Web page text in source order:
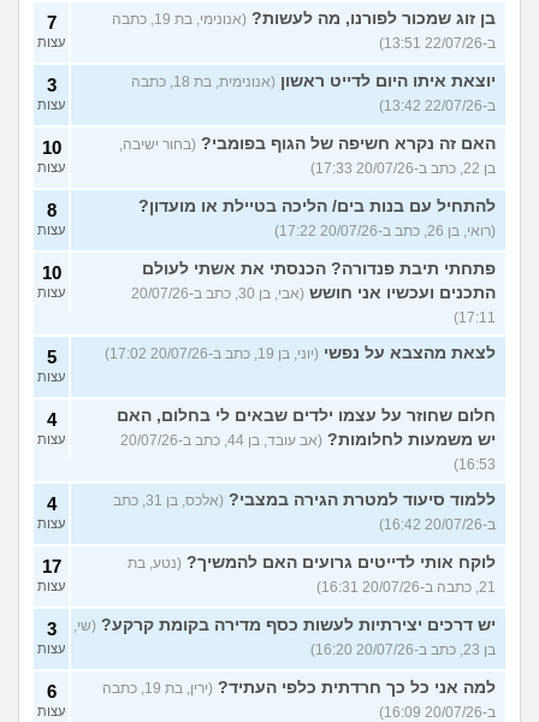
בן זוג שמכור לפורנו, מה לעשות?
(אנונימי, בת 19, כתבה
ב-22/07/26 13:51)
7
עצות
יוצאת איתו היום לדייט ראשון
(אנונימית, בת 18, כתבה
ב-22/07/26 13:42)
3
עצות
האם זה נקרא חשיפה של הגוף בפומבי? (בחור ישיבה,
בן 22, כתב ב-20/07/26 17:33)
10
עצות
להתחיל עם בנות בים/ הליכה בטיילת או מועדון?
(רואי, בן 26, כתב ב-20/07/26 17:22)
8
עצות
פתחתי תיבת פנדורה? הכנסתי את אשתי לעולם
התכנים ועכשיו אני חושש
(אבי, בן 30, כתב ב-20/07/26
17:11)
10
עצות
לצאת מהצבא על נפשי (יוני, בן 19, כתב ב-20/07/26 17:02) 5
עצות
חלום שחוזר על עצמו ילדים שבאים לי בחלום, האם
יש משמעות לחלומות?
(אב עובד, בן 44, כתב ב-20/07/26
16:53)
4
עצות
ללמוד סיעוד למטרת הגירה במצבי?
(אלכס, בן 31, כתב
ב-20/07/26 16:42)
4
עצות
לוקח אותי לדייטים גרועים האם להמשיך? (נטע, בת
21, כתבה ב-20/07/26 16:31)
17
עצות
יש דרכים יצירתיות לעשות כסף מדירה בקומת קרקע? (שי,
בן 23, כתב ב-20/07/26 16:20)
3
עצות
למה אני כל כך חרדתית כלפי העתיד?
(ירין, בת 19, כתבה
ב-20/07/26 16:09)
6
עצות